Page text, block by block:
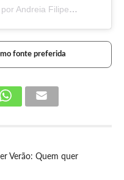
Uma publicação partilhada por Andreia Filipe (@_andreiafilipe_)
fonte preferida
Verão: Quem quer